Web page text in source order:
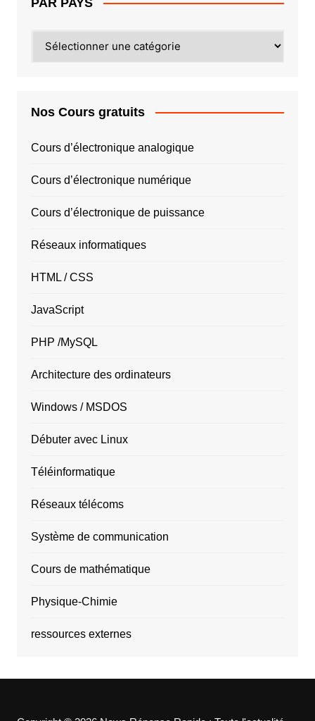
PAYS
Nos Cours gratuits
Cours d’électronique analogique
Cours d’électronique numérique
Cours d’électronique de puissance
Réseaux informatiques
HTML / CSS
JavaScript
PHP /MySQL
Architecture des ordinateurs
Windows / MSDOS
Débuter avec Linux
Téléinformatique
Réseaux télécoms
Système de communication
Cours de mathématique
Physique-Chimie
ressources externes